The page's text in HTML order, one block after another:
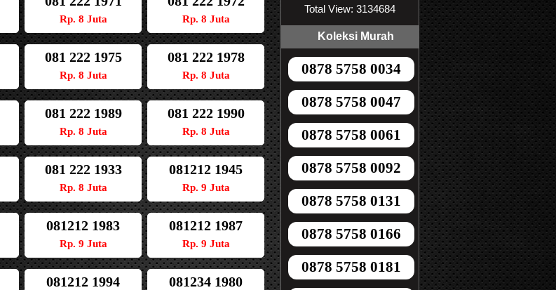
Rp. 8 Juta Rp. 8 Juta
081 222 1975
Rp. 8 Juta
081 222 1978
Rp. 8 Juta
081 222 1989
Rp. 8 Juta
081 222 1990
Rp. 8 Juta
081 222 1933
Rp. 8 Juta
081212 1945
Rp. 9 Juta
081212 1983
Rp. 9 Juta
081212 1987
Rp. 9 Juta
081212 1994 081234 1980
Total View: 3134684
Koleksi Murah
0878 5758 0034
0878 5758 0047
0878 5758 0061
0878 5758 0092
0878 5758 0131
0878 5758 0166
0878 5758 0181